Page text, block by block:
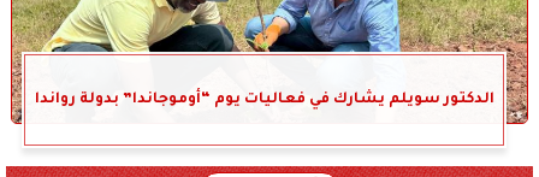
الدكتور سويلم يشارك في فعاليات يوم “أوموجاندا” بدولة رواندا